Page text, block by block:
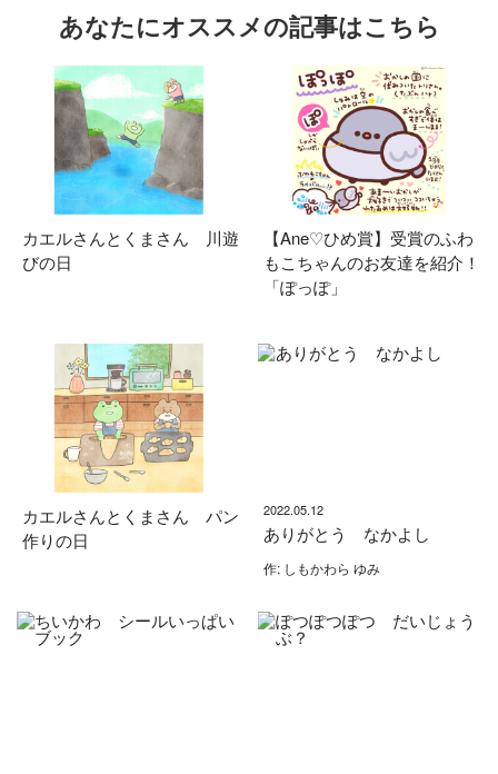
あなたにオススメの記事はこちら
カエルさんとくまさん 川遊
びの日
【Ane♡ひめ賞】受賞のふわ
もこちゃんのお友達を紹介！
「ぽっぽ」
カエルさんとくまさん パン
作りの日
2022.05.12
ありがとう なかよし
作: しもかわら ゆみ